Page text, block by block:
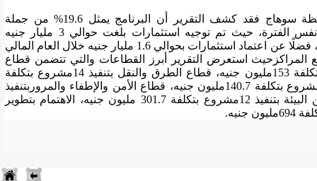
وحول برنامج التنمية المحلية بصعيد مصر بمحافظة سوهاج فقد كشف التقرير أن البرنامج يمثل 19.6% من جملة
الاستثمارات الحكومية الموجهة للمحافظة خلال نفس الفترة، حيث تم توجيه استثمارات بلغت حوالي 3 مليار جنيه
لمحافظة سوهاج خلال الفترة (2017/16 – 2020/19)، فضلًا عن اعتماد استثمارات بحوالي 1.6 مليار جنيه خلال العام المالي
2021/20، ويتضمن البرنامج تنفيذ 69 مشروع بجميع المراكزحيث استعرض التقرير أبرز القطاعات والتي تتضمن قطاع
مياه الشرب والصرف الصحي بتنفيذ 14مشروع بتكلفة 153مليون جنيه، قطاع الطرق والنقل بتنفيذ 14مشروع بتكلفة
232مليون جنيه، قطاع الكهرباء والإنارة بتنفيذ 11مشروع بتكلفة 140.7مليون جنيه، قطاع الأمن والإطفاء والمروربتنفيذ
12مشروع بتكلفة 57.3مليون جنيه، وقطاع تحسين البيئة بتنفيذ 12مشروع بتكلفة 301.7 مليون جنيه، الاهتمام بتطوير
.